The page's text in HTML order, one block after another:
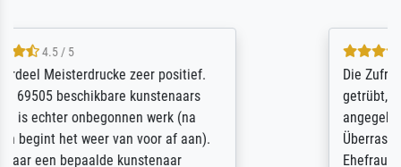
Die Zufriedenheit ist auch nicht dadurch
getrübt, dass das Bild entgegen einer
angegebenen Lieferanschrift (sollte eine
Überraschung für die normannische
Ehefrau sein zum Hochzeits- gleichzeitig